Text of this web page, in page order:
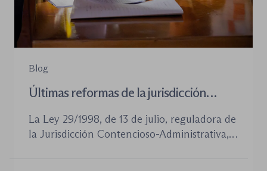
Blog
Últimas reformas de la jurisdicción
La Ley 29/1998, de 13 de julio, reguladora de
la Jurisdicción Contencioso-Administrativa,